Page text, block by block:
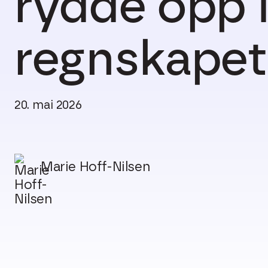
regnskapet
20. mai 2026
Marie Hoff-Nilsen